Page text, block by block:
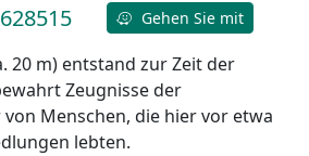
Gehen Sie mit
20 m) entstand zur Zeit der
Zeugnisse der
Menschen, die hier vor etwa
lebten.